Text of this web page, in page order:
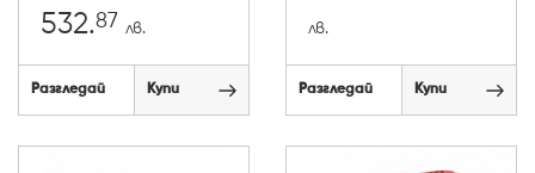
532.87 лв.
Разгледай Купи
лв.
Разгледай Купи